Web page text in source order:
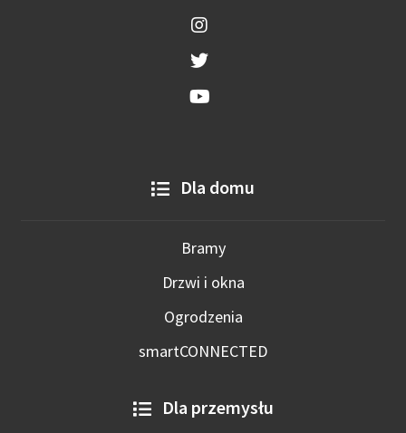
Dla domu
Bramy
Drzwi i okna
Ogrodzenia
smartCONNECTED
Dla przemysłu